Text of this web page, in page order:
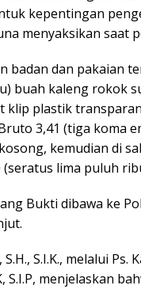
kepentingan
menyaksikan saat
badan dan pakaian
buah kaleng rokok
klip plastik
3,41 (tiga koma
kemudian di
lima puluh
Bukti dibawa ke
S.I.K., melalui Ps.
S.I.P, menjelaskan